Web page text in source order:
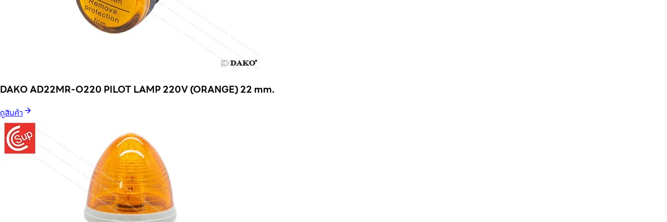
DAKO AD22MR-O220 PILOT LAMP 220V (ORANGE) 22 mm.
ดูสินค้า